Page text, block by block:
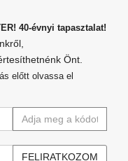
40-évnyi tapasztalat!
Önt.
előtt olvassa el